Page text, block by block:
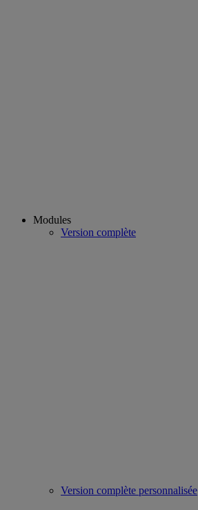
Modules
Version complète
Version complète personnalisée